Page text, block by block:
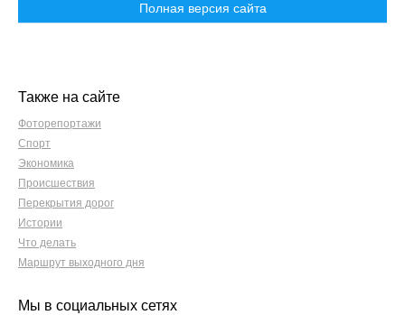
Полная версия сайта
Также на сайте
Фоторепортажи
Спорт
Экономика
Происшествия
Перекрытия дорог
Истории
Что делать
Маршрут выходного дня
Мы в социальных сетях